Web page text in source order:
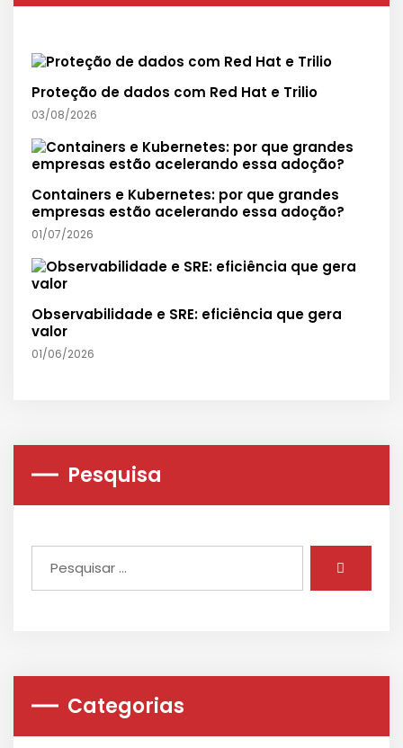
Proteção de dados com Red Hat e Trilio
03/08/2026
Containers e Kubernetes: por que grandes
empresas estão acelerando essa adoção?
01/07/2026
Observabilidade e SRE: eficiência que gera
valor
01/06/2026
Pesquisa
Categorias